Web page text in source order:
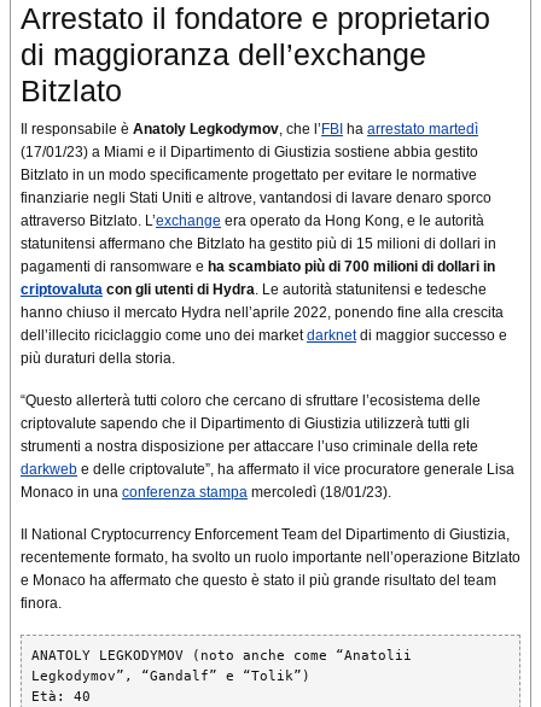
Arrestato il fondatore e proprietario
di maggioranza dell’exchange
Bitzlato
Il responsabile è Anatoly Legkodymov, che l’ FBI ha arrestato martedì
(17/01/23) a Miami e il Dipartimento di Giustizia sostiene abbia gestito
Bitzlato in un modo specificamente progettato per evitare le normative
finanziarie negli Stati Uniti e altrove, vantandosi di lavare denaro sporco
attraverso Bitzlato. L’exchange era operato da Hong Kong, e le autorità
statunitensi affermano che Bitzlato ha gestito più di 15 milioni di dollari in
pagamenti di ransomware e ha scambiato più di 700 milioni di dollari in
criptovaluta con gli utenti di Hydra. Le autorità statunitensi e tedesche
hanno chiuso il mercato Hydra nell’aprile 2022, ponendo fine alla crescita
dell’illecito riciclaggio come uno dei marketdarknetdi maggior successo e
più duraturi della storia.
“Questo allerterà tutti coloro che cercano di sfruttare l’ecosistema delle
criptovalute sapendo che il Dipartimento di Giustizia utilizzerà tutti gli
strumenti a nostra disposizione per attaccare l’uso criminale della rete
darkweb e delle criptovalute”, ha affermato il vice procuratore generale Lisa
Monaco in una conferenza stampa mercoledì (18/01/23).
Il National Cryptocurrency Enforcement Team del Dipartimento di Giustizia,
recentemente formato, ha svolto un ruolo importante nell’operazione Bitzlato
e Monaco ha affermato che questo è stato il più grande risultato del team
finora.
ANATOLY LEGKODYMOV (noto anche come “Anatolii
Legkodymov”, “Gandalf” e “Tolik”)
Età: 40